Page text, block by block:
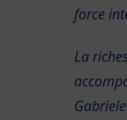
force
La